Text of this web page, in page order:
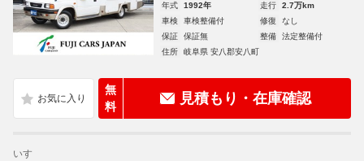
年式 1992年 走行
2.7万km
車検
車検整備付 修復
なし
保証
保証無 整備
法定整備付
住所
岐阜県 安八郡安八町
無
料
見積もり・在庫確認
いすゞ